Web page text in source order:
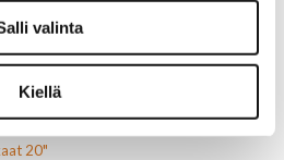
valinta
Kiellä
15"
16"
16,5"
17"
20"